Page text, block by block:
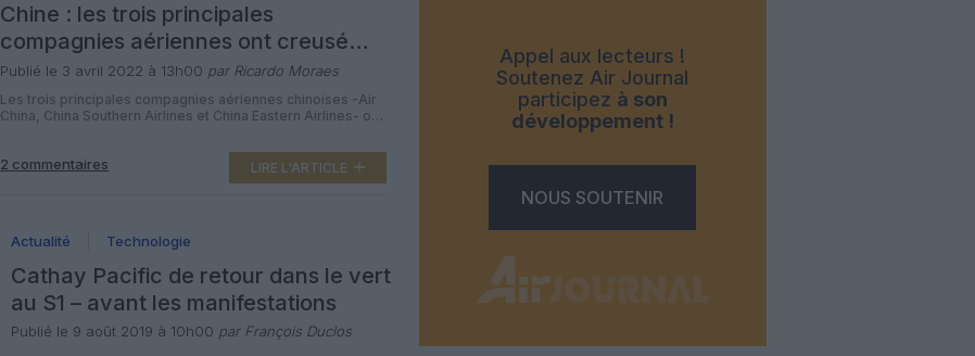
Chine : les trois principales
compagnies aériennes ont creusé
leurs pertes en 2021
Publié le 3 avril 2022 à 13h00 par Ricardo Moraes
Les trois principales compagnies aériennes chinoises -Air
China, China Southern Airlines et China Eastern Airlines- ont
pertes, pénalisées surtout par les restrictions de
déplacements à l’international. Premier pays touché par le
Covid-19, la Chine a pratiquement fermé ses frontières
2 commentaires LIRE L'ARTICLE
Actualité Technologie
Cathay Pacific de retour dans le vert
au S1 – avant les manifestations
Publié le 9 août 2019 à 10h00 par François Duclos
Appel aux lecteurs !
Soutenez Air Journal
participez à son
développement !
NOUS SOUTENIR